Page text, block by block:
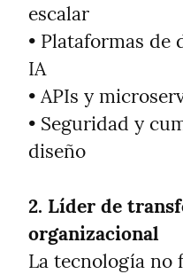
escalar
• Plataformas de
IA
• APIs y
• Seguridad y
diseño
2. Líder de
organizacional
La tecnología no